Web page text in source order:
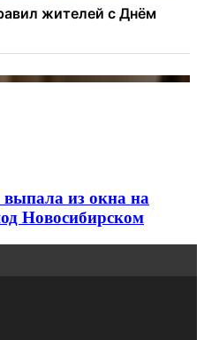
выпала из окна на
Новосибирском